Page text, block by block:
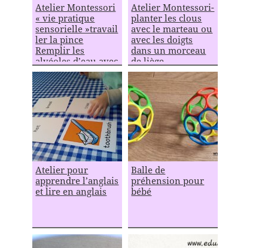
Atelier Montessori
« vie pratique
sensorielle »travail
ler la pince
Remplir les
alvéoles d’eau avec
une pipette
Atelier Montessori-
planter les clous
avec le marteau ou
avec les doigts
dans un morceau
de liège
Atelier pour
apprendre l’anglais
et lire en anglais
Balle de
préhension pour
bébé